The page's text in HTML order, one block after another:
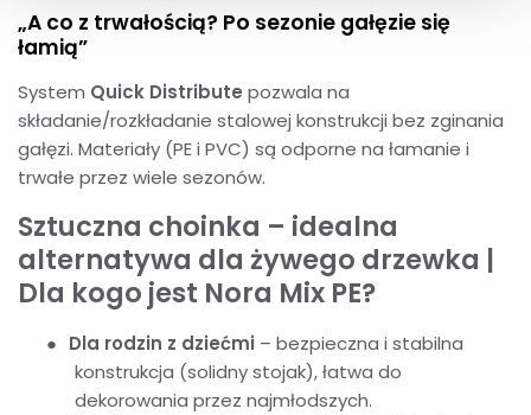
„A co z trwałością? Po sezonie gałęzie się
łamią”
System Quick Distribute pozwala na
składanie/rozkładanie stalowej konstrukcji bez zginania
gałęzi. Materiały (PE i PVC) są odporne na łamanie i
trwałe przez wiele sezonów.
Sztuczna choinka – idealna
alternatywa dla żywego drzewka |
Dla kogo jest Nora Mix PE?
● Dla rodzin z dziećmi – bezpieczna i stabilna
konstrukcja (solidny stojak), łatwa do
dekorowania przez najmłodszych.